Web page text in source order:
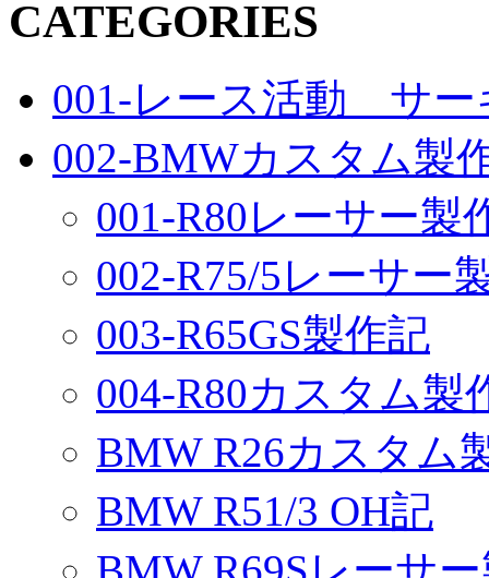
CATEGORIES
001-レース活動 サー
002-BMWカスタム製
001-R80レーサー製
002-R75/5レーサー
003-R65GS製作記
004-R80カスタム製
BMW R26カスタム
BMW R51/3 OH記